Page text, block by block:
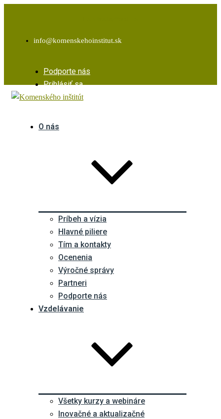
info@komenskehoinstitut.sk
Podporte nás
Prihlásiť sa
O nás
Príbeh a vízia
Hlavné piliere
Tím a kontakty
Ocenenia
Výročné správy
Partneri
Podporte nás
Vzdelávanie
Všetky kurzy a webináre
Inovačné a aktualizačné